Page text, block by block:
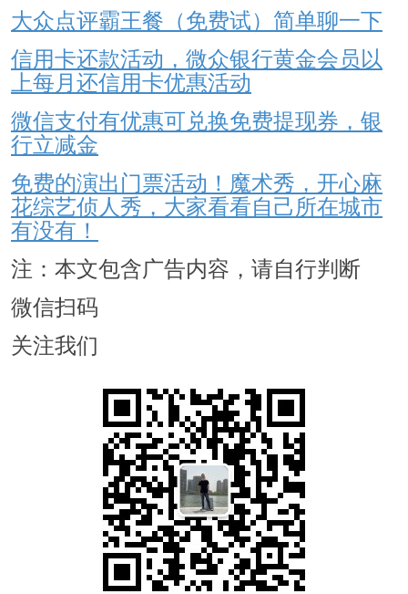
大众点评霸王餐（免费试）简单聊一下
信用卡还款活动，微众银行黄金会员以
上每月还信用卡优惠活动
微信支付有优惠可兑换免费提现券，银
行立减金
免费的演出门票活动！魔术秀，开心麻
花综艺侦人秀，大家看看自己所在城市
有没有！
注：本文包含广告内容，请自行判断
微信扫码
关注我们